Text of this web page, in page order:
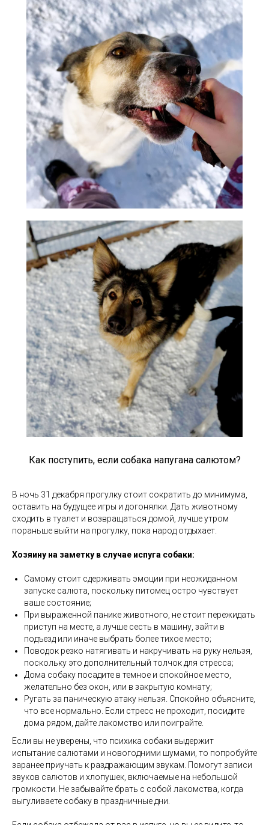
Как поступить, если собака напугана салютом?
В ночь 31 декабря прогулку стоит сократить до минимума,
оставить на будущее игры и догонялки. Дать животному
сходить в туалет и возвращаться домой, лучше утром
пораньше выйти на прогулку, пока народ отдыхает.
Хозяину на заметку в случае испуга собаки:
Самому стоит сдерживать эмоции при неожиданном
запуске салюта, поскольку питомец остро чувствует
ваше состояние;
При выраженной панике животного, не стоит пережидать
приступ на месте, а лучше сесть в машину, зайти в
подъезд или иначе выбрать более тихое место;
Поводок резко натягивать и накручивать на руку нельзя,
поскольку это дополнительный толчок для стресса;
Дома собаку посадите в темное и спокойное место,
желательно без окон, или в закрытую комнату;
Ругать за паническую атаку нельзя. Спокойно объясните,
что все нормально. Если стресс не проходит, посидите
дома рядом, дайте лакомство или поиграйте.
Если вы не уверены, что психика собаки выдержит
испытание салютами и новогодними шумами, то попробуйте
заранее приучать к раздражающим звукам. Помогут записи
звуков салютов и хлопушек, включаемые на небольшой
громкости. Не забывайте брать с собой лакомства, когда
выгуливаете собаку в праздничные дни.